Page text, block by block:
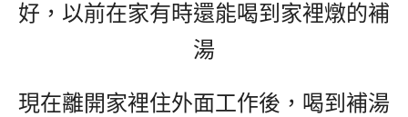
好，以前在家有時還能喝到家裡燉的補
湯
現在離開家裡住外面工作後，喝到補湯